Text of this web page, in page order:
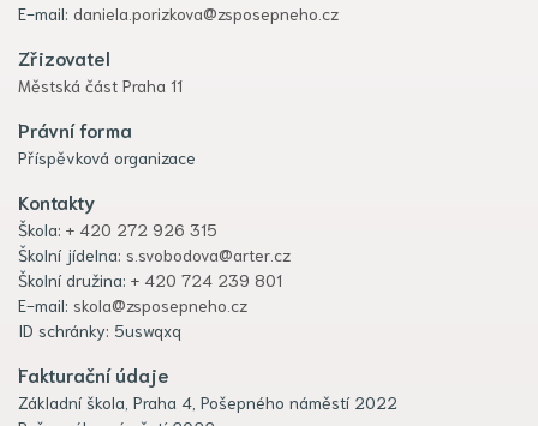
E-mail: daniela.porizkova@zsposepneho.cz
Zřizovatel
Městská část Praha 11
Právní forma
Příspěvková organizace
Kontakty
Škola: + 420 272 926 315
Školní jídelna: s.svobodova@arter.cz
Školní družina: + 420 724 239 801
E-mail: skola@zsposepneho.cz
ID schránky: 5uswqxq
Fakturační údaje
Základní škola, Praha 4, Pošepného náměstí 2022